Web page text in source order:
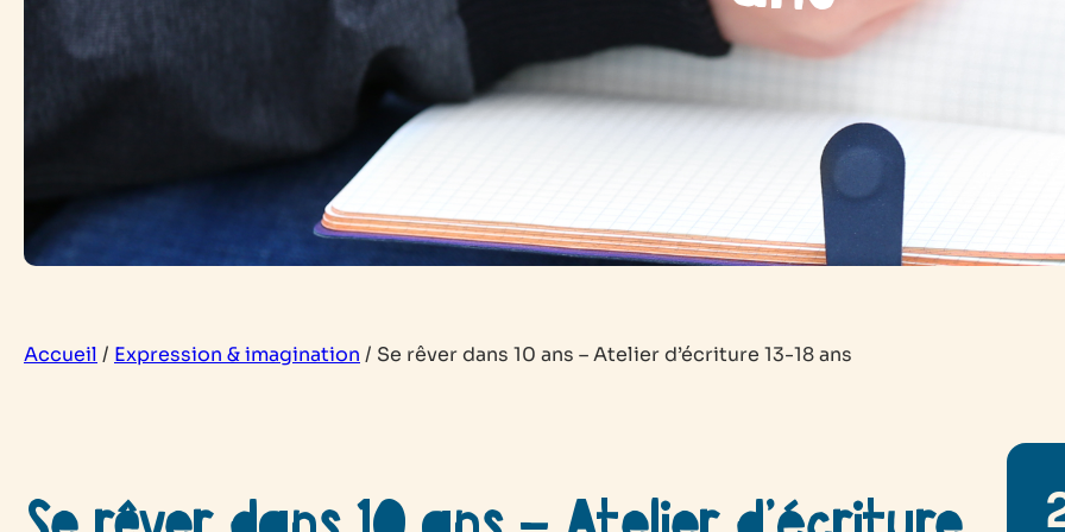
Accueil / Expression & imagination / Se rêver dans 10 ans – Atelier d’écriture 13-18 ans